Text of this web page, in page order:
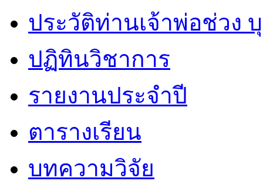
ประวัติท่านเจ้าพ่อช่วง
ปฏิทินวิชาการ
รายงานประจำปี
ตารางเรียน
บทความวิจัย